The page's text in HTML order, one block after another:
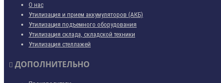
О нас
Утилизация и прием аккумуляторов (АКБ)
Утилизация подъемного оборудования
Утилизация склада, складской техники
Утилизация стеллажей
ДОПОЛНИТЕЛЬНО